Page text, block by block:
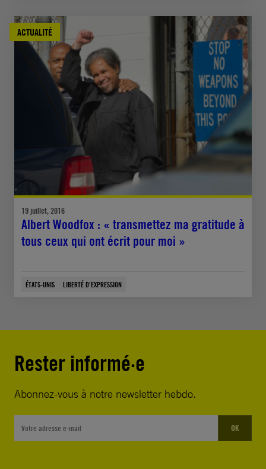
ACTUALITÉ
19 juillet, 2016
Albert Woodfox : « transmettez ma gratitude à
tous ceux qui ont écrit pour moi »
ÉTATS-UNIS LIBERTÉ D'EXPRESSION
Rester informé·e
Abonnez-vous à notre newsletter hebdo.
OK